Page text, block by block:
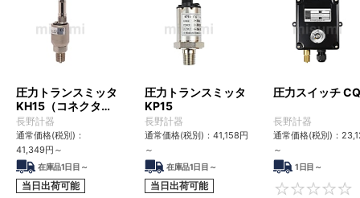
圧力トランスミッタ
KH15（コネクタ
式）
長野計器
通常価格(税別)：
41,349円 ～
在庫品1日目～
当日出荷可能
圧力トランスミッタ
KP15
長野計器
通常価格(税別)： 41,158円
～
在庫品1日目～
当日出荷可能
圧力スイッチ
長野計器
通常価格(税別)：
～
1日目～